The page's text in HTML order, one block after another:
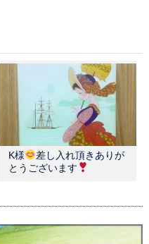
K様
差し入れ頂きありが
とうございます